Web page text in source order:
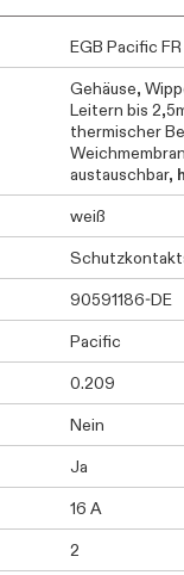
EGB Pacific
Gehäuse,
Leitern bis
thermischer
austauschbar,
weiß
90591186-DE
Pacific
0.209
Nein
Ja
16 A
2